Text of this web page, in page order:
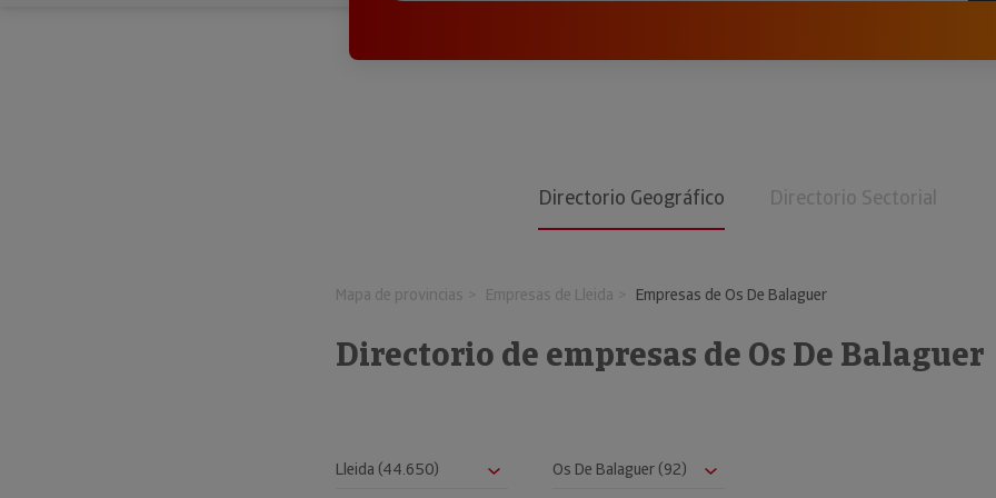
Directorio Geográfico Directorio Sectorial
Mapa de provincias Empresas de Lleida Empresas de Os De Balaguer
Directorio de empresas de Os De Balaguer